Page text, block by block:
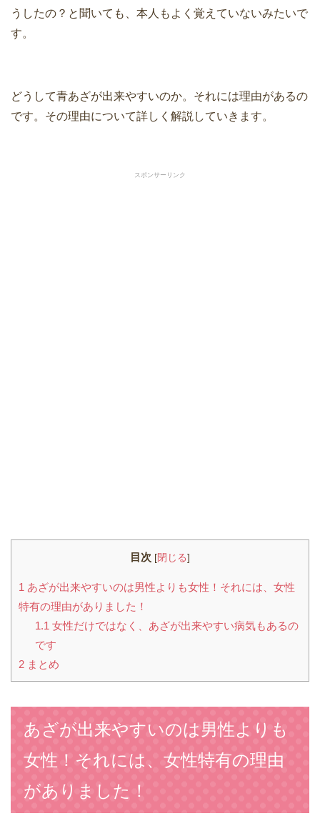
うしたの？と聞いても、本人もよく覚えていないみたいで
す。
どうして青あざが出来やすいのか。それには理由があるの
です。その理由について詳しく解説していきます。
スポンサーリンク
目次 [閉じる]
1 あざが出来やすいのは男性よりも女性！それには、女性
特有の理由がありました！
1.1 女性だけではなく、あざが出来やすい病気もあるの
です
2 まとめ
あざが出来やすいのは男性よりも
女性！それには、女性特有の理由
がありました！